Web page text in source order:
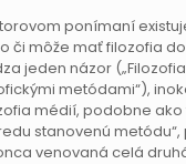
ponímaní
či môže mať filozofia
jeden názor
metódami“),
médií, podobne
stanovenú
venovaná celá